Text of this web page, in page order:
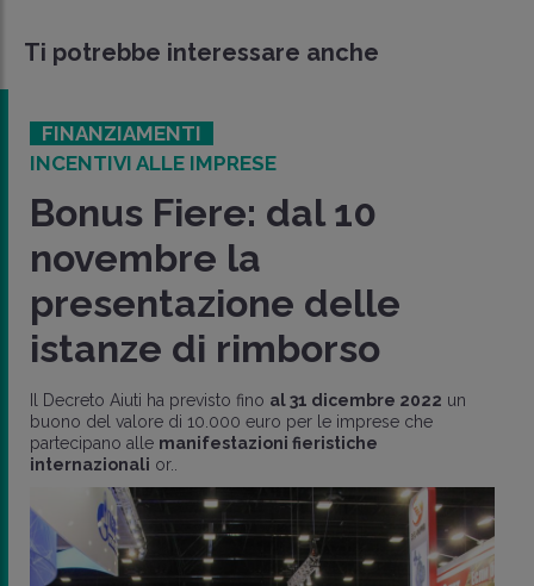
Ti potrebbe interessare anche
FINANZIAMENTI
INCENTIVI ALLE IMPRESE
Bonus Fiere: dal 10
novembre la
presentazione delle
istanze di rimborso
Il Decreto Aiuti ha previsto fino al 31 dicembre 2022 un
buono del valore di 10.000 euro per le imprese che
partecipano alle manifestazioni fieristiche
internazionali or..